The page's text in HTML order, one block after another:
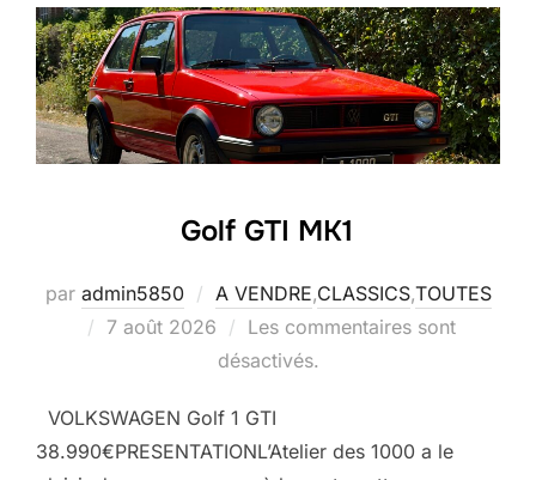
Golf GTI MK1
par admin5850 A VENDRE,CLASSICS,TOUTES
Publié
7 août 2026
Les commentaires sont
désactivés.
VOLKSWAGEN Golf 1 GTI
38.990€PRESENTATIONL’Atelier des 1000 a le